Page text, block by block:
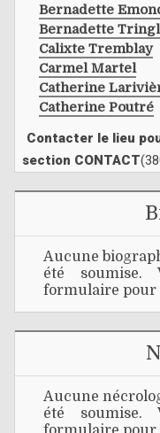
Bernadette
Bernadette
Calixte Tremblay
Carmel Martel
Catherine
Catherine Poutré
Contacter le lieu
section CONTACT
Aucune
été soumise.
formulaire pour
Aucune
été soumise.